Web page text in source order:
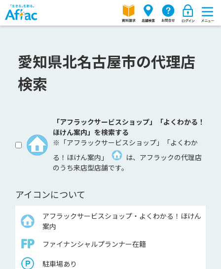
愛知県北名古屋市の代理店
検索
「アフラックサービスショップ」「よくわかる！
ほけん案内」を検索する
※「アフラックサービスショップ」「よくわか
る！ほけん案内」
は、アフラックの代理店
のうち来店型店舗です。
アイコンについて
アフラックサービスショップ・よくわかる！ほけん
案内
ファイナンシャルプランナー在籍
駐車場あり